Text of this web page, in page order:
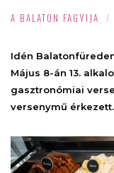
A BALATON FAGYIJA /
Idén
Május 8-án 13.
gasztronómiai
versenymű érkezett.